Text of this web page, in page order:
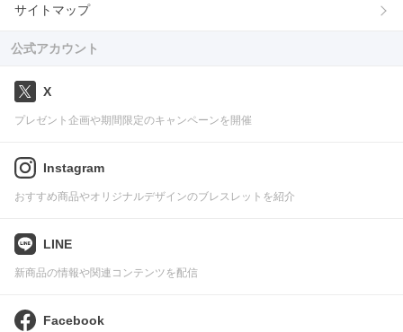
サイトマップ
公式アカウント
X
プレゼント企画や期間限定のキャンペーンを開催
Instagram
おすすめ商品やオリジナルデザインのブレスレットを紹介
LINE
新商品の情報や関連コンテンツを配信
Facebook